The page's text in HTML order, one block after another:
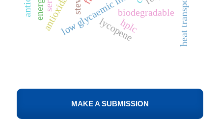
MAKE A SUBMISSION
low glycaemic indexbiodegradable heat transport
lycopene
hplc